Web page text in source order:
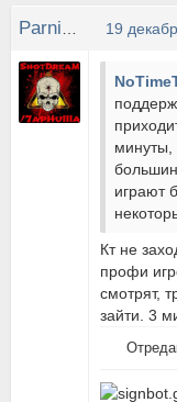
19
минуты,
играют
Кт не
профи
смотрят,
зайти. 3